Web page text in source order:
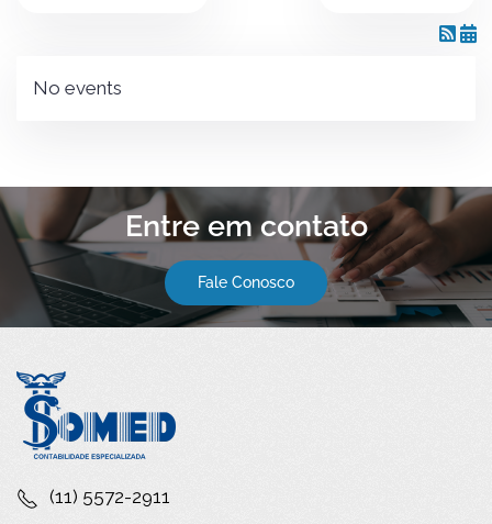
No events
Entre em contato
Fale Conosco
(11) 5572-2911